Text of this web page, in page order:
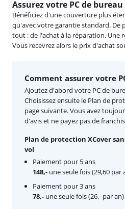
Assurez votre PC de bureau
Bénéficiez d'une couverture plus
qu'avec votre garantie standard. De
tout : de l'achat à la réparation. Une
Vous recevrez alors le prix d'achat
Comment assurer votre
Ajoutez d'abord votre PC de
Choisissez ensuite le Plan de
page suivante. Vous avez
d'avis et ne payez pas de
Plan de protection XCover
vol
Paiement pour 5 ans
148,- une seule fois (29,60 par
Paiement pour 3 ans
78,- une seule fois (26,- par an)